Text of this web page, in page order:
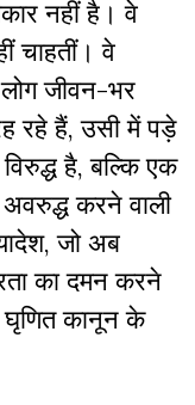
नहीं है। वे
चाहतीं। वे
लोग जीवन-भर
रहे हैं, उसी में पड़े
है, बल्कि एक
करने वाली
जो अब
का दमन करने
कानून के